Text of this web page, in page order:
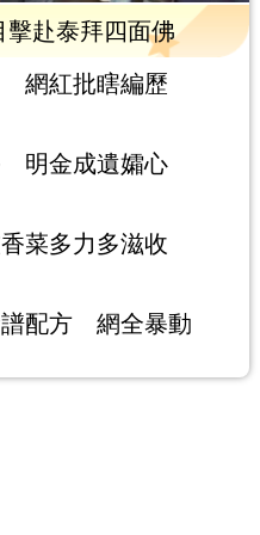
赴泰拜四面佛
網紅批瞎編歷
明金成遺孀心
菜多力多滋收
譜配方 網全暴動